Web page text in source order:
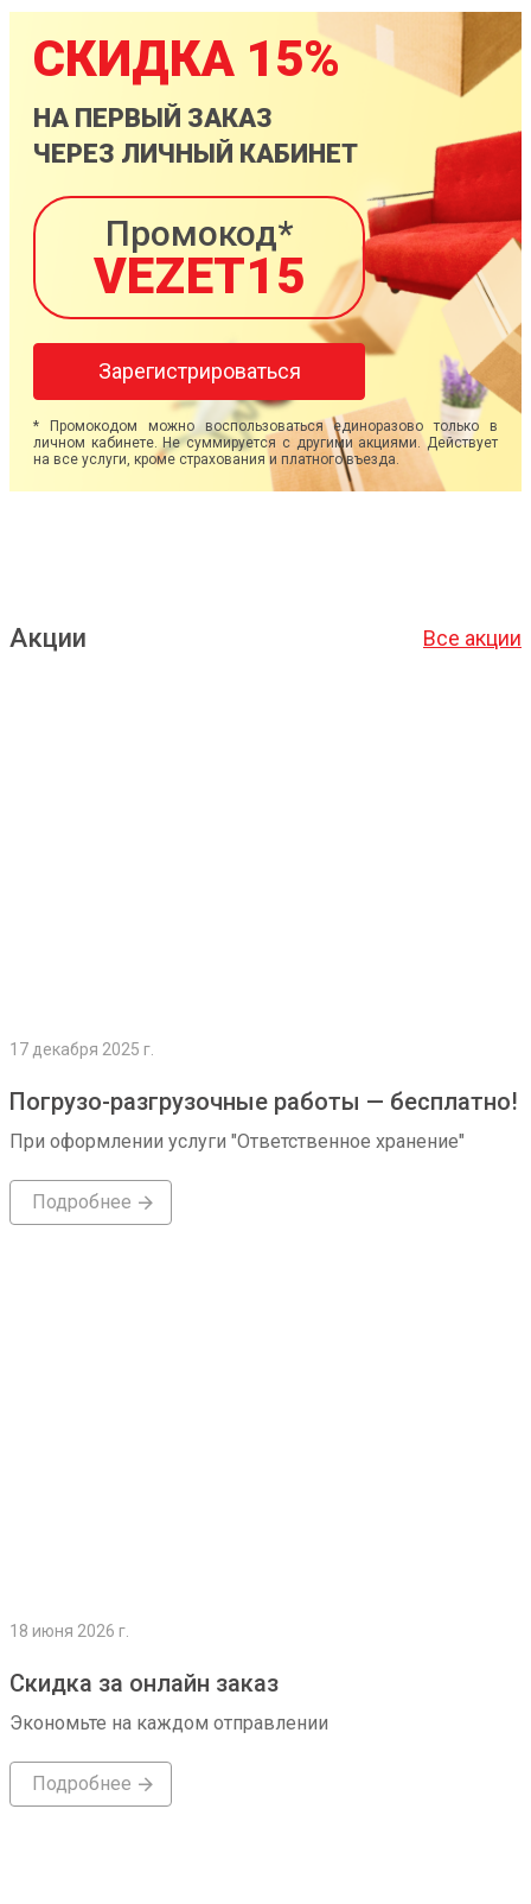
СКИДКА 15%
НА ПЕРВЫЙ ЗАКАЗ
ЧЕРЕЗ ЛИЧНЫЙ КАБИНЕТ
Промокод*
VEZET15
Зарегистрироваться
* Промокодом можно воспользоваться единоразово только в
личном кабинете. Не суммируется с другими акциями. Действует
на все услуги, кроме страхования и платного въезда.
Акции Все акции
17 декабря 2025 г.
Погрузо-разгрузочные работы — бесплатно!
При оформлении услуги "Ответственное хранение"
Подробнее
18 июня 2026 г.
Скидка за онлайн заказ
Экономьте на каждом отправлении
Подробнее